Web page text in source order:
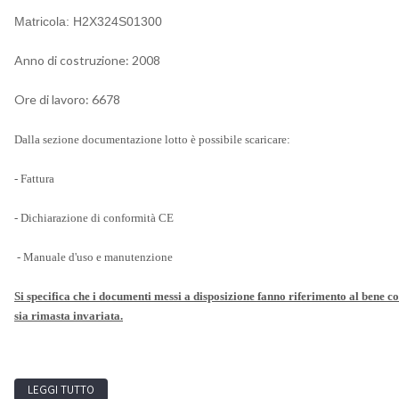
Matricola: H2X324S01300
Anno di costruzione: 2008
Ore di lavoro: 6678
Dalla sezione documentazione lotto è possibile scaricare:
- Fattura
- Dichiarazione di conformità CE
- Manuale d'uso e manutenzione
Si specifica che i documenti messi a disposizione fanno riferimento al
sia rimasta invariata.
LEGGI TUTTO